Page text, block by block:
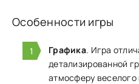
Особенности игры
Графика. Игра
детализированной
атмосферу